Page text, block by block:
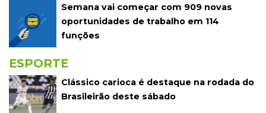
Semana vai começar com 909 novas
oportunidades de trabalho em 114
funções
ESPORTE
Clássico carioca é destaque na rodada do
Brasileirão deste sábado